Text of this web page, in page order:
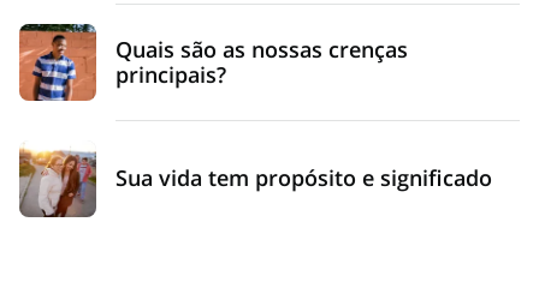
Quais são as nossas crenças
principais?
Sua vida tem propósito e significado